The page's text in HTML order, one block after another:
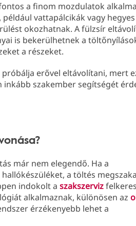
a finom mozdulatok
vattapálcikák vagy hegyes
okozhatnak. A fülzsír
is bekerülhetnek a
a részeket.
erővel eltávolítani, mert
szakember segítségét
már nem elegendő. Ha a
a töltés
indokolt a szakszerviz
alkalmaznak, különösen az
érzékenyebb lehet a